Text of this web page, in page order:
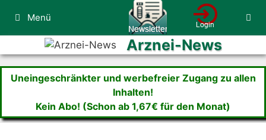
Inhalt
springen
Menü
Arznei-News
Uneingeschränkter und werbefreier Zugang zu allen
Inhalten!
Kein Abo! (Schon ab 1,67€ für den Monat)